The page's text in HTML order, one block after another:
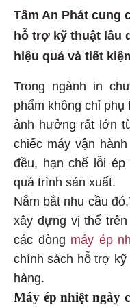
Tâm An Phát cung
hỗ trợ kỹ thuật lâu
hiệu quả và tiết
Trong ngành in
phẩm không chỉ
ảnh hưởng rất lớn
chiếc máy vận
đều, hạn chế lỗi ép
quá trình sản xuất.
Nắm bắt nhu cầu đó,
xây dựng vị thế
các dòng máy ép
chính sách hỗ trợ kỹ
hàng.
Máy ép nhiệt ngày